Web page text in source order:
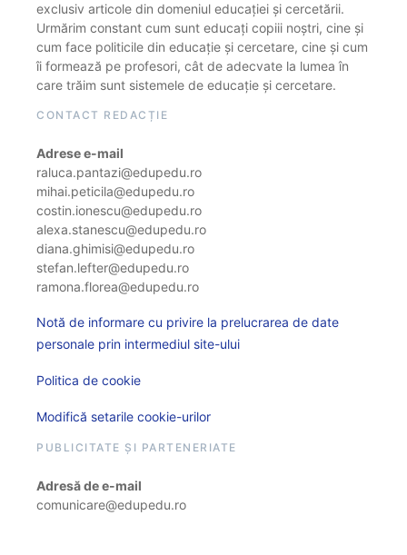
exclusiv articole din domeniul educației și cercetării.
Urmărim constant cum sunt educați copiii noștri, cine și
cum face politicile din educație și cercetare, cine și cum
îi formează pe profesori, cât de adecvate la lumea în
care trăim sunt sistemele de educație și cercetare.
CONTACT REDACȚIE
Adrese e-mail
raluca.pantazi@edupedu.ro
mihai.peticila@edupedu.ro
costin.ionescu@edupedu.ro
alexa.stanescu@edupedu.ro
diana.ghimisi@edupedu.ro
stefan.lefter@edupedu.ro
ramona.florea@edupedu.ro
Notă de informare cu privire la prelucrarea de date
personale prin intermediul site-ului
Politica de cookie
Modifică setarile cookie-urilor
PUBLICITATE ȘI PARTENERIATE
Adresă de e-mail
comunicare@edupedu.ro